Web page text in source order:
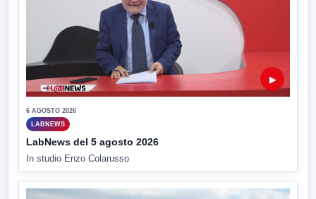
▶
6 AGOSTO 2026
LABNEWS
LabNews del 5 agosto 2026
In studio Enzo Colarusso